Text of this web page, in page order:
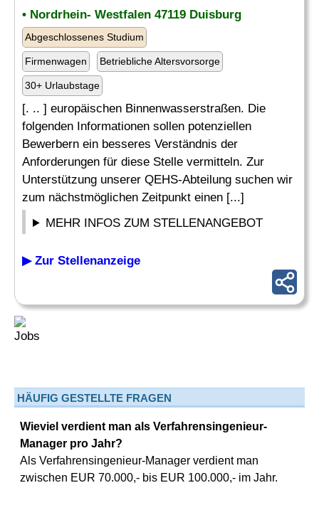
• Nordrhein- Westfalen 47119 Duisburg
Abgeschlossenes Studium
Firmenwagen Betriebliche Altersvorsorge
30+ Urlaubstage
[. .. ] europäischen Binnenwasserstraßen. Die
folgenden Informationen sollen potenziellen
Bewerbern ein besseres Verständnis der
Anforderungen für diese Stelle vermitteln. Zur
Unterstützung unserer QEHS-Abteilung suchen wir
zum nächstmöglichen Zeitpunkt einen [...]
MEHR INFOS ZUM STELLENANGEBOT
▶ Zur Stellenanzeige
HÄUFIG GESTELLTE FRAGEN
Wieviel verdient man als Verfahrensingenieur-
Manager pro Jahr?
Als Verfahrensingenieur-Manager verdient man
zwischen EUR 70.000,- bis EUR 100.000,- im Jahr.